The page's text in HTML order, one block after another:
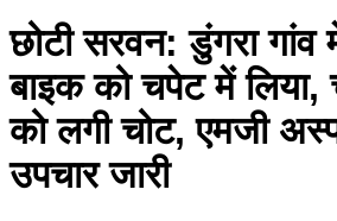
छोटी सरवन: डुंगरा
बाइक को चपेट में लिया,
को लगी चोट, एमजी
उपचार जारी